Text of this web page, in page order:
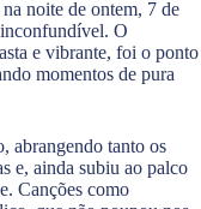
noite de ontem, 7 de
O
e vibrante, foi o ponto
momentos de pura
abrangendo tanto os
e, ainda subiu ao palco
Canções como